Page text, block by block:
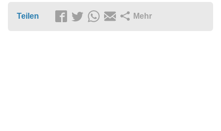
Teilen Mehr